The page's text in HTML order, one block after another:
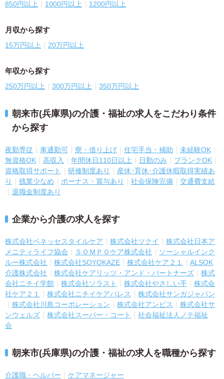
850円以上 1000円以上 1200円以上
月収から探す
15万円以上 20万円以上
年収から探す
250万円以上 300万円以上 350万円以上
朝来市(兵庫県)の介護・福祉の求人をこだわり条件
から探す
夜勤専従 車通勤可 寮・借り上げ 住宅手当・補助
未経験OK
無資格OK
高収入 年間休日110日以上 日勤のみ
ブランクOK
資格取得サポート
研修制度あり
産休･育休･介護休暇取得実績あ
り
残業少なめ ボーナス・賞与あり 社会保険完備
交通費支給
退職金制度あり
企業から介護の求人を探す
株式会社ベネッセスタイルケア 株式会社ツクイ
株式会社日本ア
メニティライフ協会
ＳＯＭＰＯケア株式会社
ソーシャルインク
ルー株式会社
株式会社SOYOKAZE 株式会社ケア２１
ALSOK
介護株式会社
株式会社ケアリッツ・アンド・パートナーズ
株式
会社ニチイ学館
株式会社ソラスト 株式会社やさしい手
株式会
社ケア２１
株式会社ニチイケアパレス
株式会社サンガジャパン
株式会社川島コーポレーション
株式会社アンビス
株式会社サ
ンウェルズ
株式会社スーパー・コート
社会福祉法人ノテ福祉
会
朝来市(兵庫県)の介護・福祉の求人を職種から探す
介護職・ヘルパー ケアマネージャー